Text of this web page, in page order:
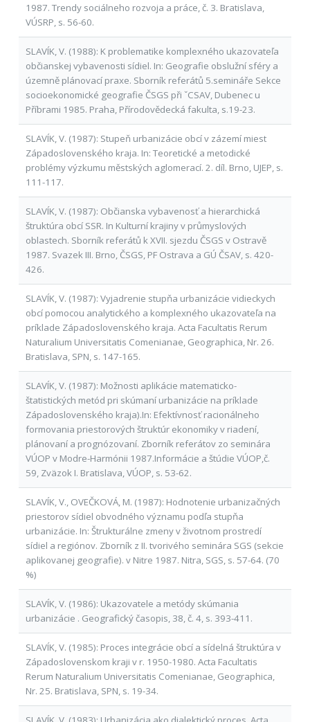
1987. Trendy sociálneho rozvoja a práce, č. 3. Bratislava,
VÚSRP, s. 56-60.
SLAVÍK, V. (1988): K problematike komplexného ukazovateľa
občianskej vybavenosti sídiel. In: Geografie obslužní sféry a
územně plánovací praxe. Sborník referátů 5.semináře Sekce
socioekonomické geografie ČSGS při ˇCSAV, Dubenec u
Příbrami 1985. Praha, Přírodovědecká fakulta, s.19-23.
SLAVÍK, V. (1987): Stupeň urbanizácie obcí v zázemí miest
Západoslovenského kraja. In: Teoretické a metodické
problémy výzkumu městských aglomerací. 2. díl. Brno, UJEP, s.
111-117.
SLAVÍK, V. (1987): Občianska vybavenosť a hierarchická
štruktúra obcí SSR. In Kulturní krajiny v průmyslových
oblastech. Sborník referátů k XVII. sjezdu ČSGS v Ostravě
1987. Svazek III. Brno, ČSGS, PF Ostrava a GÚ ČSAV, s. 420-
426.
SLAVÍK, V. (1987): Vyjadrenie stupňa urbanizácie vidieckych
obcí pomocou analytického a komplexného ukazovateľa na
príklade Západoslovenského kraja. Acta Facultatis Rerum
Naturalium Universitatis Comenianae, Geographica, Nr. 26.
Bratislava, SPN, s. 147-165.
SLAVÍK, V. (1987): Možnosti aplikácie matematicko-
štatistických metód pri skúmaní urbanizácie na príklade
Západoslovenského kraja).In: Efektívnosť racionálneho
formovania priestorových štruktúr ekonomiky v riadení,
plánovaní a prognózovaní. Zborník referátov zo seminára
VÚOP v Modre-Harmónii 1987.Informácie a štúdie VÚOP,č.
59, Zväzok I. Bratislava, VÚOP, s. 53-62.
SLAVÍK, V., OVEČKOVÁ, M. (1987): Hodnotenie urbanizačných
priestorov sídiel obvodného významu podľa stupňa
urbanizácie. In: Štrukturálne zmeny v životnom prostredí
sídiel a regiónov. Zborník z II. tvorivého seminára SGS (sekcie
aplikovanej geografie). v Nitre 1987. Nitra, SGS, s. 57-64. (70
%)
SLAVÍK, V. (1986): Ukazovatele a metódy skúmania
urbanizácie . Geografický časopis, 38, č. 4, s. 393-411.
SLAVÍK, V. (1985): Proces integrácie obcí a sídelná štruktúra v
Západoslovenskom kraji v r. 1950-1980. Acta Facultatis
Rerum Naturalium Universitatis Comenianae, Geographica,
Nr. 25. Bratislava, SPN, s. 19-34.